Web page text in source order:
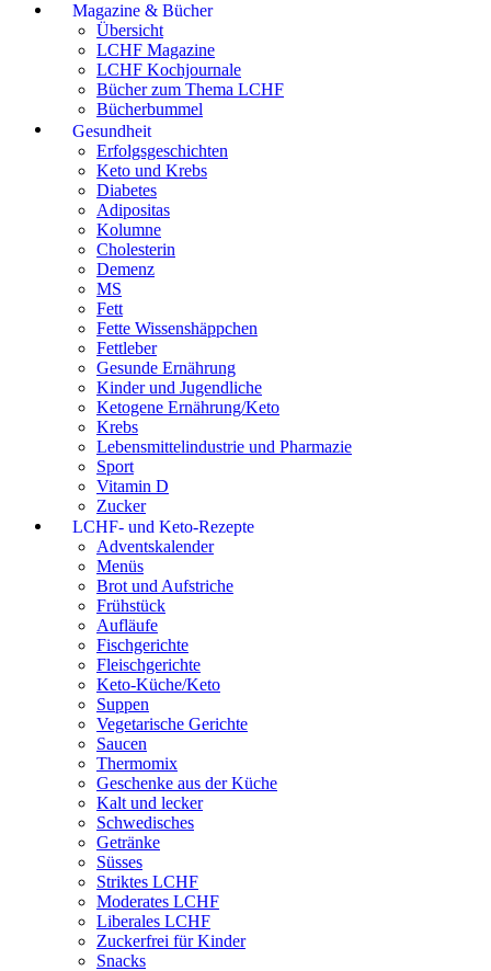
Magazine & Bücher
Übersicht
LCHF Magazine
LCHF Kochjournale
Bücher zum Thema LCHF
Bücherbummel
Gesundheit
Erfolgsgeschichten
Keto und Krebs
Diabetes
Adipositas
Kolumne
Cholesterin
Demenz
MS
Fett
Fette Wissenshäppchen
Fettleber
Gesunde Ernährung
Kinder und Jugendliche
Ketogene Ernährung/Keto
Krebs
Lebensmittelindustrie und Pharmazie
Sport
Vitamin D
Zucker
LCHF- und Keto-Rezepte
Adventskalender
Menüs
Brot und Aufstriche
Frühstück
Aufläufe
Fischgerichte
Fleischgerichte
Keto-Küche/Keto
Suppen
Vegetarische Gerichte
Saucen
Thermomix
Geschenke aus der Küche
Kalt und lecker
Schwedisches
Getränke
Süsses
Striktes LCHF
Moderates LCHF
Liberales LCHF
Zuckerfrei für Kinder
Snacks